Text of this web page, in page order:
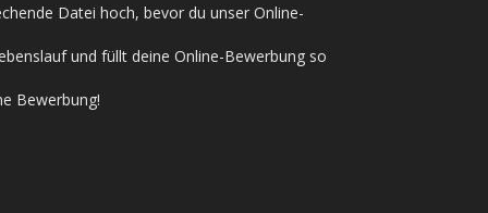
Datei hoch, bevor du unser Online-
und füllt deine Online-Bewerbung so
Bewerbung!